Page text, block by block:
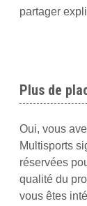
partager
Plus de
Oui, vous
Multisports
réservées
qualité du
vous êtes